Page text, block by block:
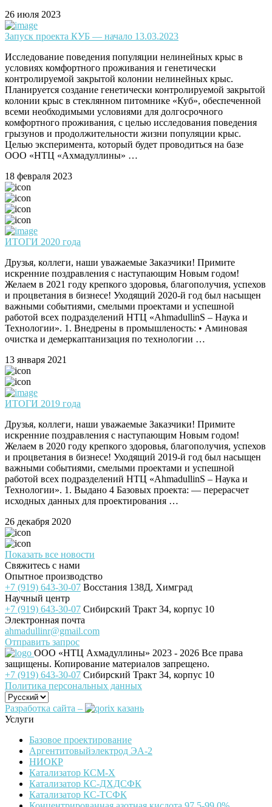
26 июля 2023
Запуск проекта КУБ — начало 13.03.2023
Исследование поведения популяции нелинейных крыс в
условиях комфортного проживания и генетически
контролируемой закрытой колонии нелинейных крыс.
Планируется создание генетически контролируемой закрытой
колонии крыс в стеклянном питомнике «Куб», обеспеченной
всеми необходимыми условиями для долгосрочного
комфортного проживания, с целью исследования поведения
грызунов и продолжительности жизни популяции крыс.
Целью эксперимента, который будет проводиться на базе
ООО «НТЦ «Ахмадуллины» …
18 февраля 2023
ИТОГИ 2020 года
Друзья, коллеги, наши уважаемые Заказчики! Примите
искренние поздравления с наступающим Новым годом!
Желаем в 2021 году крепкого здоровья, благополучия, успехов
и процветания в бизнесе! Уходящий 2020-й год был насыщен
важными событиями, смелыми проектами и успешной
работой всех подразделений НТЦ «AhmadullinS – Наука и
Технологии». 1. Внедрены в промышленость: • Аминовая
очистка и демеркаптанизация по технологии …
13 января 2021
ИТОГИ 2019 года
Друзья, коллеги, наши уважаемые Заказчики! Примите
искренние поздравления с наступающим Новым годом!
Желаем в 2020 году крепкого здоровья, благополучия, успехов
и процветания в бизнесе! Уходящий 2019-й год был насыщен
важными событиями, смелыми проектами и успешной
работой всех подразделений НТЦ «AhmadullinS – Наука и
Технологии». 1. Выдано 4 Базовых проекта: — перерасчет
исходных данных для проектирования …
26 декабря 2020
Показать все новости
Свяжитесь с нами
Опытное производство
+7 (919) 643-30-07 Восстания 138Д, Химград
Научный центр
+7 (919) 643-30-07 Сибирский Тракт 34, корпус 10
Электронная почта
ahmadullinr@gmail.com
Отправить запрос
ООО «НТЦ Ахмадуллины» 2023 - 2026 Все права
защищены. Копирование материалов запрещено.
+7 (919) 643-30-07 Сибирский Тракт 34, корпус 10
Политика персональных данных
Разработка сайта –
Услуги
Базовое проектирование
Аргентитовыйэлектрод ЭА-2
НИОКР
Катализатор КСМ-Х
Катализатор КС-ДХДСФК
Катализатор КС-ТСФК